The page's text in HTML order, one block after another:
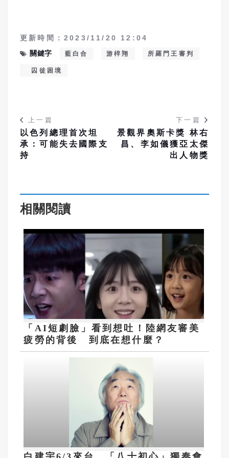
更新時間：2023/11/20 12:04
關鍵字
藍白合 游椊翔 所羅門王審判
囚徒困境
上一篇
以色列總理首次坦
承：可能失去國際支
持
下一篇
景觀界奧斯卡獎 林右
昌、李如儀獲亞太傑
出人物獎
相關閱讀
「AI短劇臉」看到想吐！陸網友審美
疲勞的背後 到底在想什麼？